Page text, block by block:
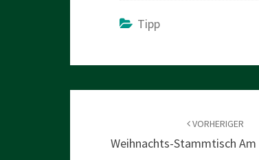
Tipp
VORHERIGER
Weihnachts-Stammtisch Am